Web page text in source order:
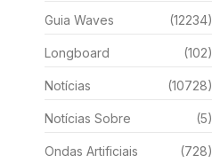
Guia Waves (12234)
Longboard (102)
Notícias (10728)
Notícias Sobre (5)
Ondas Artificiais (728)